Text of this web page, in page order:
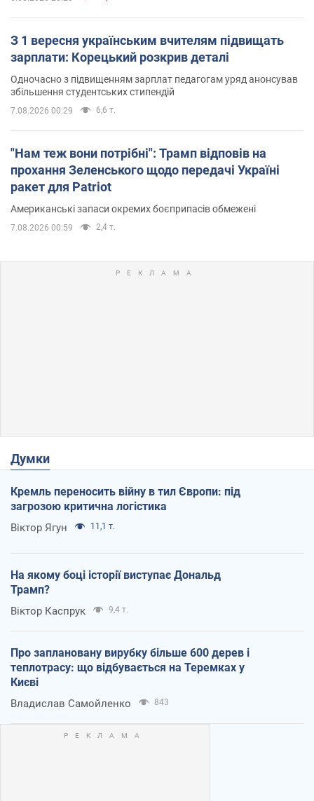
З 1 вересня українським вчителям підвищать
зарплати: Корецький розкрив деталі
Одночасно з підвищенням зарплат педагогам уряд анонсував
збільшення студентських стипендій
7.08.2026 00:29 6,6 т.
"Нам теж вони потрібні": Трамп відповів на
прохання Зеленського щодо передачі Україні
ракет для Patriot
Американські запаси окремих боєприпасів обмежені
7.08.2026 00:59 2,4 т.
Думки
Кремль переносить війну в тил Європи: під
загрозою критична логістика
Віктор Ягун 11,1 т.
На якому боці історії виступає Дональд
Трамп?
Віктор Каспрук 9,4 т.
Про заплановану вирубку більше 600 дерев і
теплотрасу: що відбувається на Теремках у
Києві
Владислав Самойленко 843